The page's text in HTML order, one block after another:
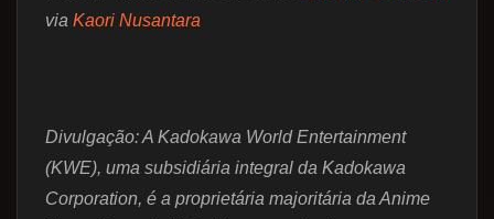
via Kaori Nusantara
Divulgação: A Kadokawa World Entertainment
(KWE), uma subsidiária integral da Kadokawa
Corporation, é a proprietária majoritária da Anime